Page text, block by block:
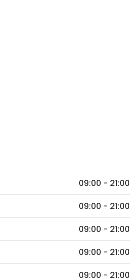
09:00 - 21:00
09:00 - 21:00
09:00 - 21:00
09:00 - 21:00
09:00 - 21:00